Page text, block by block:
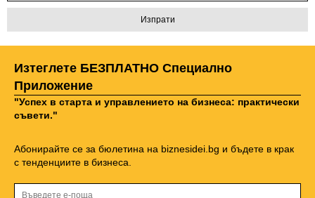
Изтеглете БЕЗПЛАТНО Специално
Приложение
"Успех в старта и управлението на бизнеса: практически
съвети."
Абонирайте се за бюлетина на biznesidei.bg и бъдете в крак
с тенденциите в бизнеса.